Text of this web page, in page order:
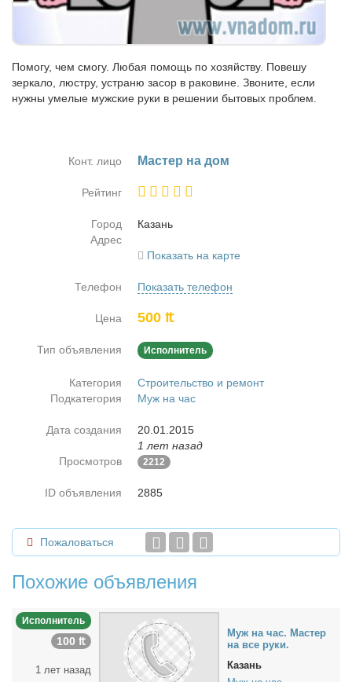
Помогу, чем смогу. Любая помощь по хозяйству. Повешу
зеркало, люстру, устраню засор в раковине. Звоните, если
нужны умелые мужские руки в решении бытовых проблем.
Конт. лицо Ма­стер на дом
Рейтинг
Город
Ка­зань
Адрес
Показать на карте
Телефон Показать телефон
Цена 500 ₶
Тип объявления Исполнитель
Категория
Строительство и ремонт
Подкатегория
Муж на час
Дата создания
20.01.2015
1 лет назад
Просмотров
2212
ID объявления 2885
Пожаловаться
Похожие объявления
Исполнитель
100 ₶
1 лет назад
Муж на час. Ма­стер
на все ру­ки.
Казань